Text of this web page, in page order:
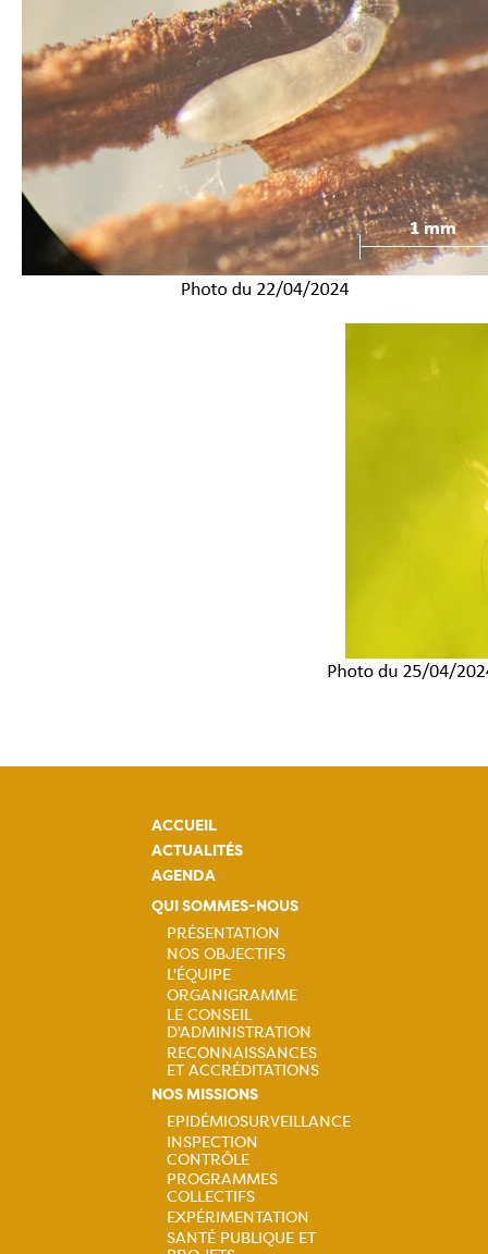
ACCUEIL
ACTUALITÉS
AGENDA
QUI SOMMES-NOUS
Navigation
principale
PRÉSENTATION
NOS OBJECTIFS
L'ÉQUIPE
ORGANIGRAMME
LE CONSEIL
D'ADMINISTRATION
RECONNAISSANCES
ET ACCRÉDITATIONS
NOS MISSIONS
Navigation
principale
EPIDÉMIOSURVEILLANCE
INSPECTION
CONTRÔLE
PROGRAMMES
COLLECTIFS
EXPÉRIMENTATION
SANTÉ PUBLIQUE ET